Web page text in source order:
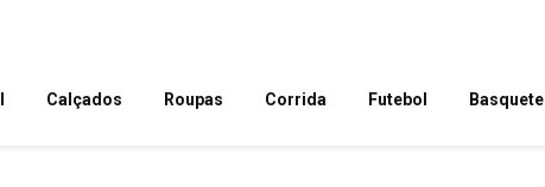
Calçados Roupas Corrida Futebol Basquete